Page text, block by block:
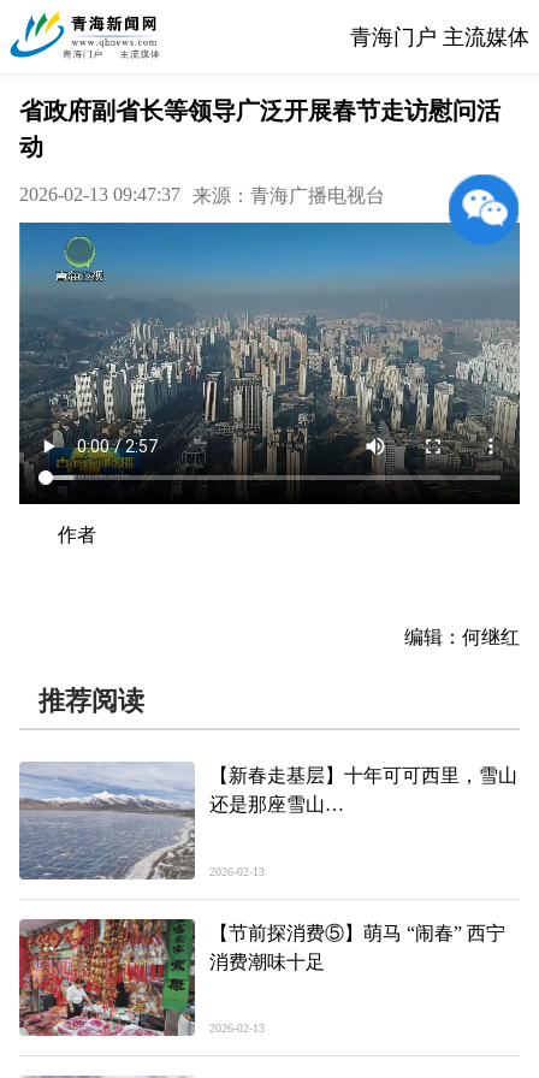
青海门户 主流媒体
省政府副省长等领导广泛开展春节走访慰问活
动
2026-02-13 09:47:37 来源：青海广播电视台
作者
编辑：何继红
推荐阅读
【新春走基层】十年可可西里，雪山
还是那座雪山
2026-02-13
【节前探消费⑤】萌马 “闹春” 西宁
消费潮味十足
2026-02-13